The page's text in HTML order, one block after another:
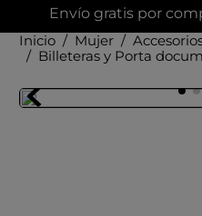
Envío gratis por
Mujer
Billeteras y Porta